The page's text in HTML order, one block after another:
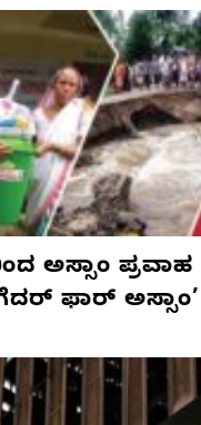
ಅಸ್ಸಾಂ ಪ್ರವಾಹ
ಫಾರ್